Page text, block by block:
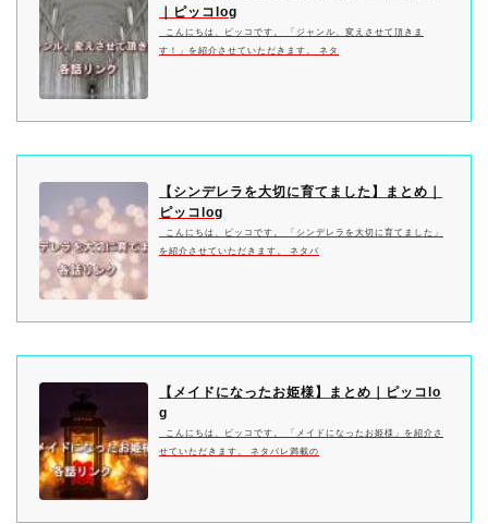
｜ピッコlog
こんにちは、ピッコです。 「ジャンル、変えさせて頂きま
す！」を紹介させていただきます。 ネタ
【シンデレラを大切に育てました】まとめ｜
ピッコlog
こんにちは、ピッコです。 「シンデレラを大切に育てました」
を紹介させていただきます。 ネタバ
【メイドになったお姫様】まとめ｜ピッコlo
g
こんにちは、ピッコです。 「メイドになったお姫様」を紹介さ
せていただきます。 ネタバレ満載の